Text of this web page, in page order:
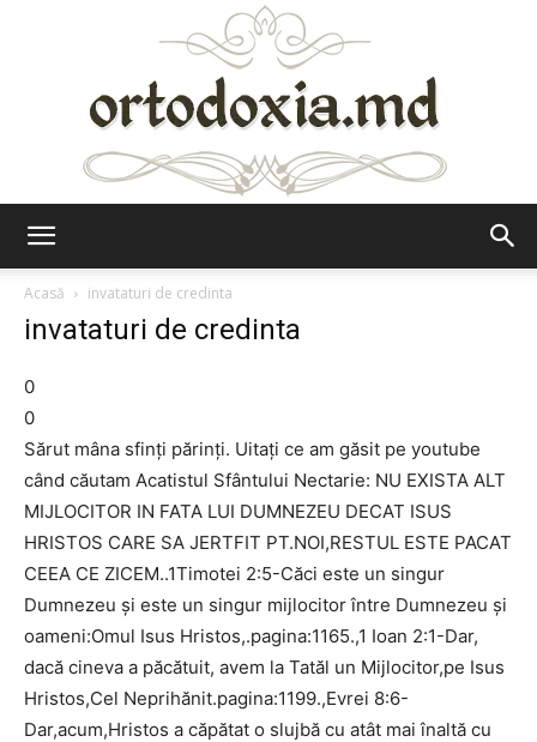
Acasă
invataturi de credinta
invataturi de credinta
0
0
Sărut mâna sfinți părinți. Uitați ce am găsit pe youtube
când căutam Acatistul Sfântului Nectarie: NU EXISTA ALT
MIJLOCITOR IN FATA LUI DUMNEZEU DECAT ISUS
HRISTOS CARE SA JERTFIT PT.NOI,RESTUL ESTE PACAT
CEEA CE ZICEM..1Timotei 2:5-Căci este un singur
Dumnezeu şi este un singur mijlocitor între Dumnezeu şi
oameni:Omul Isus Hristos,.pagina:1165.,1 Ioan 2:1-Dar,
dacă cineva a păcătuit, avem la Tatăl un Mijlocitor,pe Isus
Hristos,Cel Neprihănit.pagina:1199.,Evrei 8:6-
Dar,acum,Hristos a căpătat o slujbă cu atât mai înaltă cu